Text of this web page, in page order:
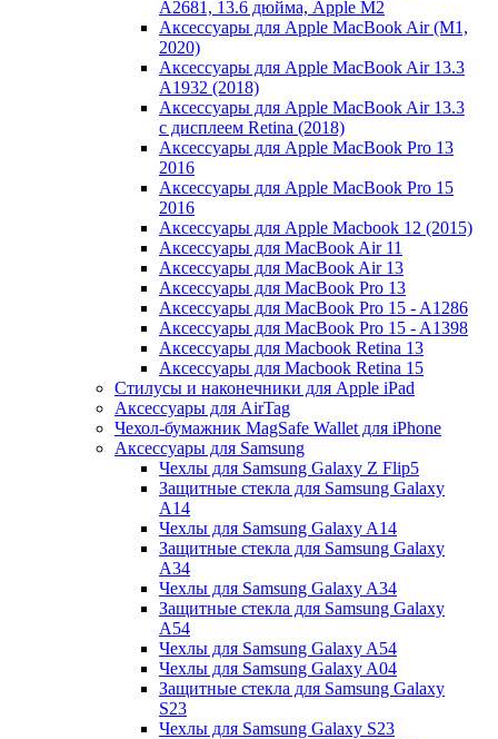
A2681, 13.6 дюйма, Apple M2
Аксессуары для Apple MacBook Air (M1,
2020)
Аксессуары для Apple MacBook Air 13.3
A1932 (2018)
Аксессуары для Apple MacBook Air 13.3
с дисплеем Retina (2018)
Аксессуары для Apple MacBook Pro 13
2016
Аксессуары для Apple MacBook Pro 15
2016
Аксессуары для Apple Macbook 12 (2015)
Аксессуары для MacBook Air 11
Аксессуары для MacBook Air 13
Аксессуары для MacBook Pro 13
Аксессуары для MacBook Pro 15 - A1286
Аксессуары для MacBook Pro 15 - A1398
Аксессуары для Macbook Retina 13
Аксессуары для Macbook Retina 15
Стилусы и наконечники для Apple iPad
Аксессуары для AirTag
Чехол-бумажник MagSafe Wallet для iPhone
Аксессуары для Samsung
Чехлы для Samsung Galaxy Z Flip5
Защитные стекла для Samsung Galaxy
A14
Чехлы для Samsung Galaxy A14
Защитные стекла для Samsung Galaxy
A34
Чехлы для Samsung Galaxy A34
Защитные стекла для Samsung Galaxy
A54
Чехлы для Samsung Galaxy A54
Чехлы для Samsung Galaxy A04
Защитные стекла для Samsung Galaxy
S23
Чехлы для Samsung Galaxy S23